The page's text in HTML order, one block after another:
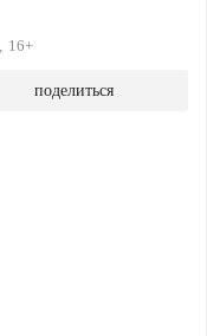
16+
поделиться